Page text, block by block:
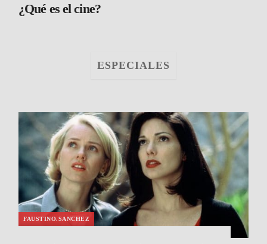
¿Qué es el cine?
ESPECIALES
FAUSTINO.SANCHEZ